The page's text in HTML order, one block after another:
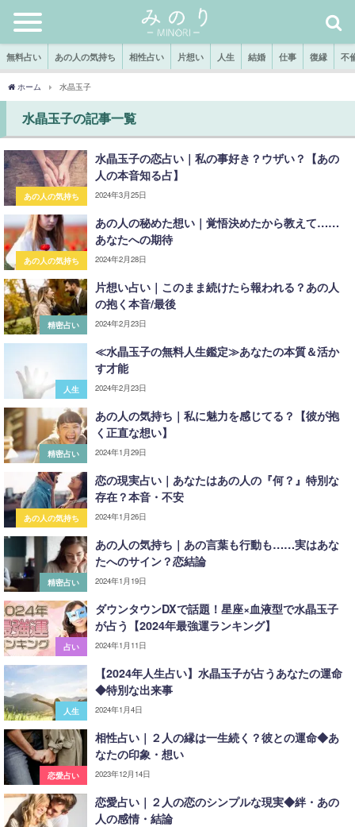
無料占い あの人の気持ち 相性占い 片想い 人生 結婚 仕事 復縁 不
ホーム 水晶玉子
水晶玉子の記事一覧
あの人の気持ち
水晶玉子の恋占い｜私の事好き？ウザい？【あの
人の本音知る占】
2024年3月25日
あの人の気持ち
あの人の秘めた想い｜覚悟決めたから教えて……
あなたへの期待
2024年2月28日
精密占い
片想い占い｜このまま続けたら報われる？あの人
の抱く本音/最後
2024年2月23日
人生
≪水晶玉子の無料人生鑑定≫あなたの本質＆活か
す才能
2024年2月23日
精密占い
あの人の気持ち｜私に魅力を感じてる？【彼が抱
く正直な想い】
2024年1月29日
あの人の気持ち
恋の現実占い｜あなたはあの人の『何？』特別な
存在？本音・不安
2024年1月26日
精密占い
あの人の気持ち｜あの言葉も行動も……実はあな
たへのサイン？恋結論
2024年1月19日
占い
ダウンタウンDXで話題！星座×血液型で水晶玉子
が占う【2024年最強運ランキング】
2024年1月11日
人生
【2024年人生占い】水晶玉子が占うあなたの運命
◆特別な出来事
2024年1月4日
恋愛占い
相性占い｜２人の縁は一生続く？彼との運命◆あ
なたの印象・想い
2023年12月14日
恋愛占い｜２人の恋のシンプルな現実◆絆・あの
人の感情・結論